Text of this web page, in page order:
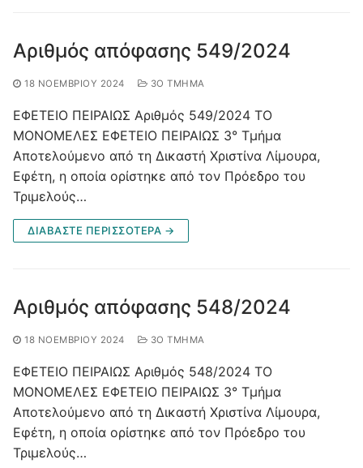
Αριθμός απόφασης 549/2024
18 ΝΟΕΜΒΡΊΟΥ 2024 3Ο ΤΜΉΜΑ
ΕΦΕΤΕΙΟ ΠΕΙΡΑΙΩΣ Αριθμός 549/2024 ΤΟ
ΜΟΝΟΜΕΛΕΣ ΕΦΕΤΕΙΟ ΠΕΙΡΑΙΩΣ 3° Τμήμα
Αποτελούμενο από τη Δικαστή Χριστίνα Λίμουρα,
Εφέτη, η οποία ορίστηκε από τον Πρόεδρο του
Τριμελούς…
ΔΙΑΒΑΣΤΕ ΠΕΡΙΣΣΟΤΕΡΑ →
Αριθμός απόφασης 548/2024
18 ΝΟΕΜΒΡΊΟΥ 2024 3Ο ΤΜΉΜΑ
ΕΦΕΤΕΙΟ ΠΕΙΡΑΙΩΣ Αριθμός 548/2024 ΤΟ
ΜΟΝΟΜΕΛΕΣ ΕΦΕΤΕΙΟ ΠΕΙΡΑΙΩΣ 3° Τμήμα
Αποτελούμενο από τη Δικαστή Χριστίνα Λίμουρα,
Εφέτη, η οποία ορίστηκε από τον Πρόεδρο του
Τριμελούς…